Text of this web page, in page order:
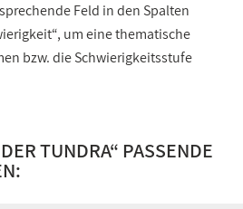
Feld in den Spalten
um eine thematische
bzw. die Schwierigkeitsstufe
TUNDRA“ PASSENDE